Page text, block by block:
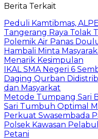
Berita Terkait
Peduli Kamtibmas,
Tangerang Raya Tolak
Polemik Air Panas
Hambali Minta
Menarik Kesimpulan
IKAL SMA Negeri 6
Daging Qurban
dan Masyarkat
Metode Tumpang Sari
Sari Tumbuh Optimal
Perkuat Swasembada
Polsek Kawasan
Petani